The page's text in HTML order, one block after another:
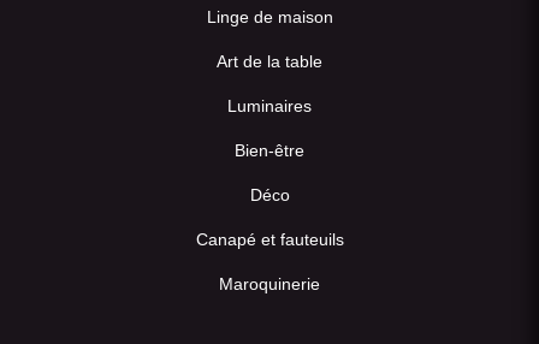
Linge de maison
Art de la table
Luminaires
Bien-être
Déco
Canapé et fauteuils
Maroquinerie